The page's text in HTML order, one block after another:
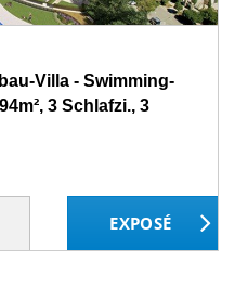
Villa - Swimming-
3 Schlafzi., 3